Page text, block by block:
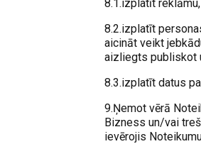
8.1.izplatīt
8.2.izplatīt
aicināt veikt
aizliegts publiskot
8.3.izplatīt datus
9.Ņemot vērā
Bizness un/vai
ievērojis